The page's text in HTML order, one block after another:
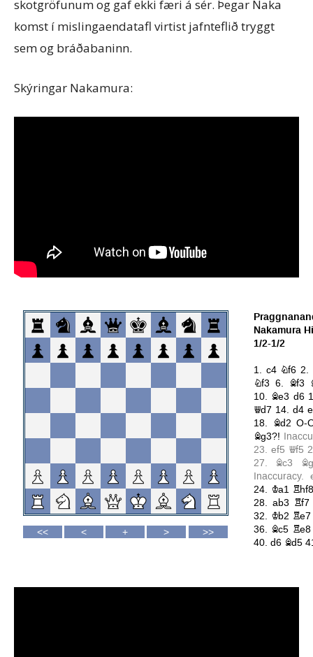
skotgröfunum og gaf ekki færi á sér. Þegar Naka
komst í mislingaendatafl virtist jafnteflið tryggt
sem og bráðabaninn.
Skýringar Nakamura: